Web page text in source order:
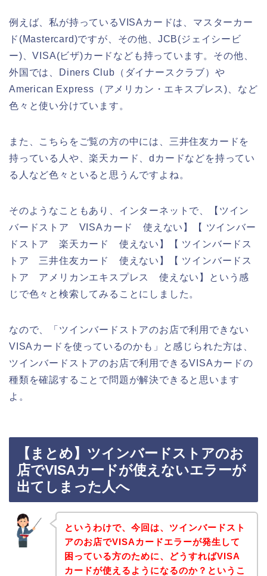
例えば、私が持っているVISAカードは、マスターカー
ド(Mastercard)ですが、その他、JCB(ジェイシービ
ー)、VISA(ビザ)カードなども持っています。その他、
外国では、Diners Club（ダイナースクラブ）や
American Express（アメリカン・エキスプレス)、など
色々と使い分けています。
また、こちらをご覧の方の中には、三井住友カードを
持っている人や、楽天カード、dカードなどを持ってい
る人など色々といると思うんですよね。
そのようなこともあり、インターネットで、【ツイン
バードストア VISAカード 使えない】【 ツインバー
ドストア 楽天カード 使えない】【 ツインバードス
トア 三井住友カード 使えない】【 ツインバードス
トア アメリカンエキスプレス 使えない】という感
じで色々と検索してみることにしました。
なので、「ツインバードストアのお店で利用できない
VISAカードを使っているのかも」と感じられた方は、
ツインバードストアのお店で利用できるVISAカードの
種類を確認することで問題が解決できると思います
よ。
【まとめ】ツインバードストアのお
店でVISAカードが使えないエラーが
出てしまった人へ
というわけで、今回は、ツインバードスト
アのお店でVISAカードエラーが発生して
困っている方のために、どうすればVISA
カードが使えるようになるのか？というこ